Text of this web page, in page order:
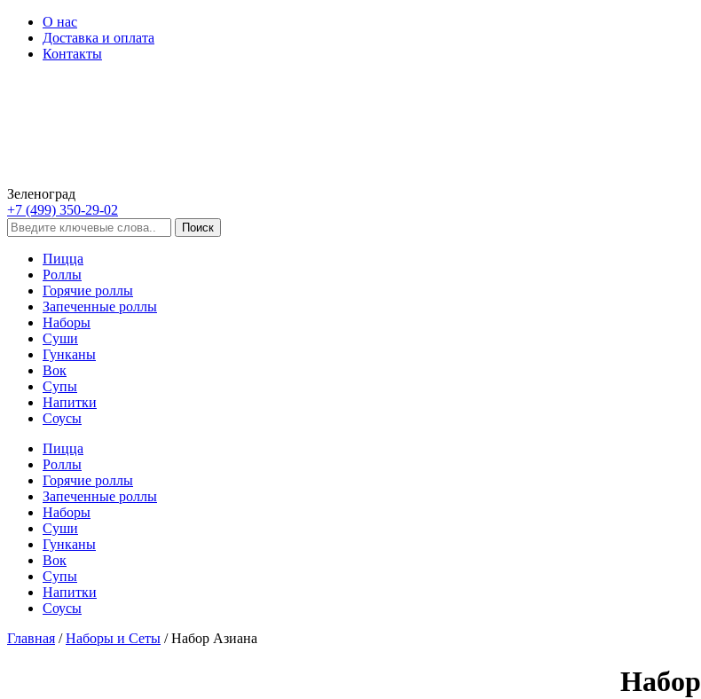
О нас
Доставка и оплата
Контакты
Зеленоград
+7 (499) 350-29-02
Пицца
Роллы
Горячие роллы
Запеченные роллы
Наборы
Суши
Гунканы
Вок
Супы
Напитки
Соусы
Пицца
Роллы
Горячие роллы
Запеченные роллы
Наборы
Суши
Гунканы
Вок
Супы
Напитки
Соусы
Главная /Наборы и Сеты / Набор Азиана